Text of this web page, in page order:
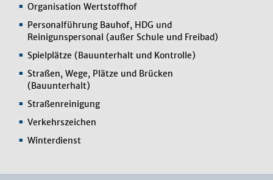
Organisation Wertstoffhof
Personalführung Bauhof, HDG und
Reinigunspersonal (außer Schule und Freibad)
Spielplätze (Bauunterhalt und Kontrolle)
Straßen, Wege, Plätze und Brücken
(Bauunterhalt)
Straßenreinigung
Verkehrszeichen
Winterdienst